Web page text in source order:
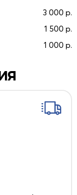
3 000 р.
1 500 р.
1 000 р.